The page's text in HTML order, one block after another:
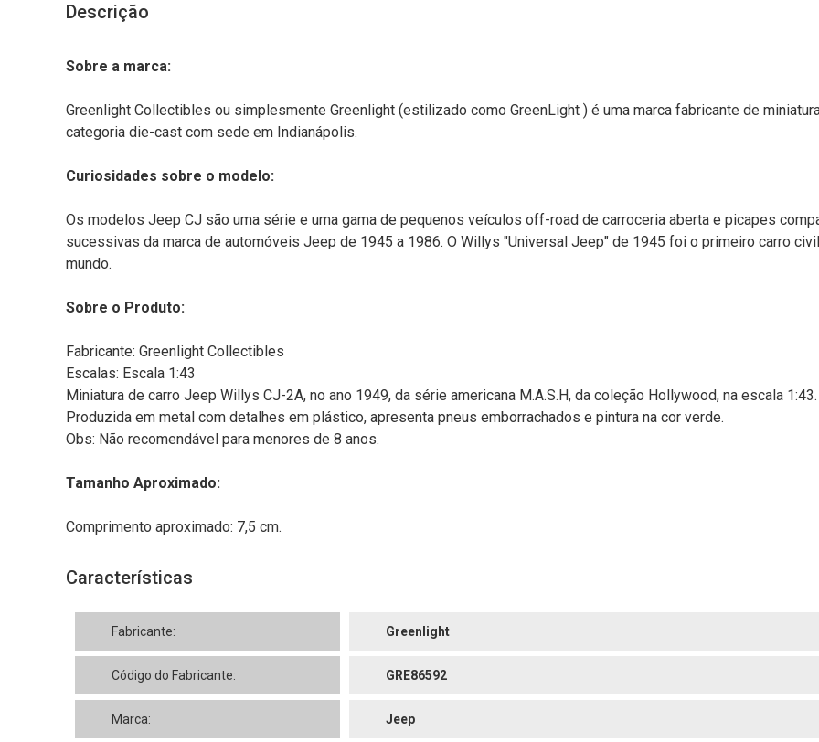
Descrição
Sobre a marca:
Greenlight Collectibles ou simplesmente Greenlight (estilizado como GreenLight ) é uma marca fabricante de
categoria die-cast com sede em Indianápolis.
Curiosidades sobre o modelo:
Os modelos Jeep CJ são uma série e uma gama de pequenos veículos off-road de carroceria aberta e picapes
sucessivas da marca de automóveis Jeep de 1945 a 1986. O Willys "Universal Jeep" de 1945 foi o primeiro carro
mundo.
Sobre o Produto:
Fabricante: Greenlight Collectibles
Escalas: Escala 1:43
Miniatura de carro Jeep Willys CJ-2A, no ano 1949, da série americana M.A.S.H, da coleção Hollywood, na escala 1:43.
Produzida em metal com detalhes em plástico, apresenta pneus emborrachados e pintura na cor verde.
Obs: Não recomendável para menores de 8 anos.
Tamanho Aproximado:
Comprimento aproximado: 7,5 cm.
Características
Fabricante: Greenlight
Código do Fabricante: GRE86592
Marca: Jeep